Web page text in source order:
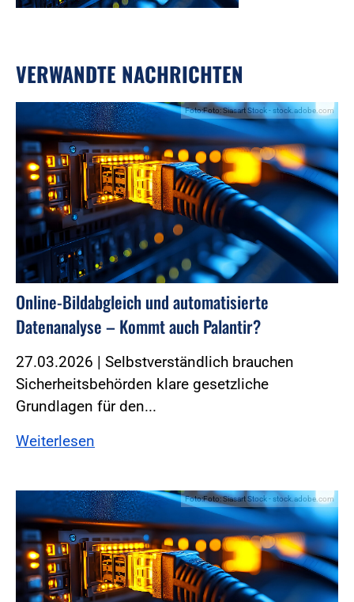
VERWANDTE NACHRICHTEN
Foto:Foto: Siasart Stock - stock.adobe.com
Online-Bildabgleich und automatisierte
Datenanalyse – Kommt auch Palantir?
27.03.2026 | Selbstverständlich brauchen
Sicherheitsbehörden klare gesetzliche
Grundlagen für den...
Weiterlesen
Foto:Foto: Siasart Stock - stock.adobe.com